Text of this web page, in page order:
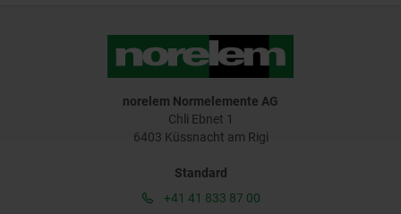
norelem Normelemente AG
Chli Ebnet 1
6403 Küssnacht am Rigi
Standard
+41 41 833 87 00